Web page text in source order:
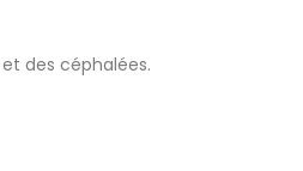
des céphalées.